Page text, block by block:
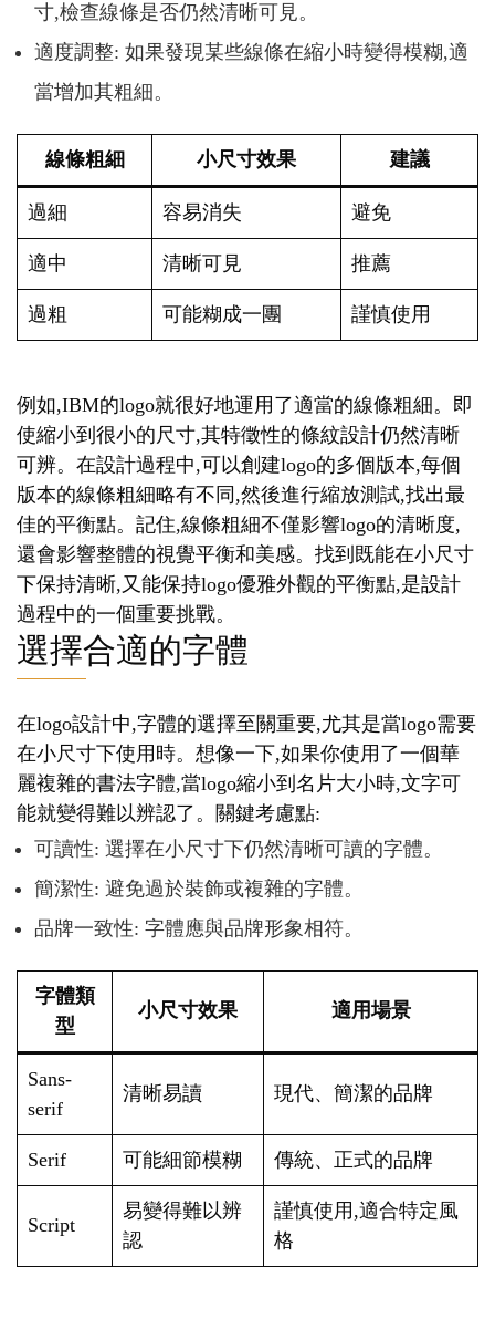
寸,檢查線條是否仍然清晰可見。
適度調整: 如果發現某些線條在縮小時變得模糊,適
當增加其粗細。
線條粗細 小尺寸效果 建議
過細 容易消失 避免
適中 清晰可見 推薦
過粗 可能糊成一團 謹慎使用
例如,IBM的logo就很好地運用了適當的線條粗細。即
使縮小到很小的尺寸,其特徵性的條紋設計仍然清晰
可辨。在設計過程中,可以創建logo的多個版本,每個
版本的線條粗細略有不同,然後進行縮放測試,找出最
佳的平衡點。記住,線條粗細不僅影響logo的清晰度,
還會影響整體的視覺平衡和美感。找到既能在小尺寸
下保持清晰,又能保持logo優雅外觀的平衡點,是設計
過程中的一個重要挑戰。
選擇合適的字體
在logo設計中,字體的選擇至關重要,尤其是當logo需要
在小尺寸下使用時。想像一下,如果你使用了一個華
麗複雜的書法字體,當logo縮小到名片大小時,文字可
能就變得難以辨認了。關鍵考慮點:
可讀性: 選擇在小尺寸下仍然清晰可讀的字體。
簡潔性: 避免過於裝飾或複雜的字體。
品牌一致性: 字體應與品牌形象相符。
字體類
型
小尺寸效果 適用場景
Sans-
serif
清晰易讀 現代、簡潔的品牌
Serif 可能細節模糊 傳統、正式的品牌
Script
易變得難以辨
認
謹慎使用,適合特定風
格